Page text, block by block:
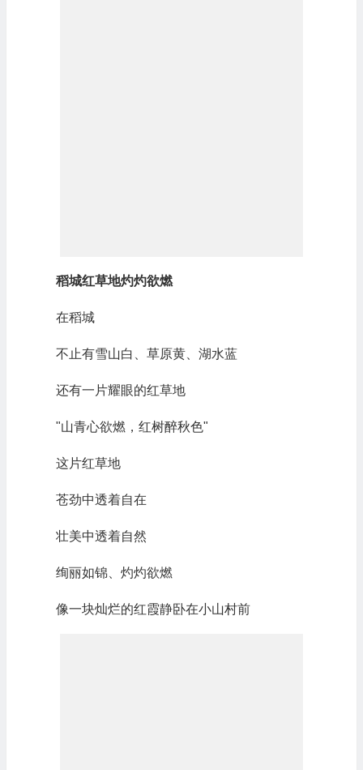
稻城红草地灼灼欲燃
在稻城
不止有雪山白、草原黄、湖水蓝
还有一片耀眼的红草地
"山青心欲燃，红树醉秋色"
这片红草地
苍劲中透着自在
壮美中透着自然
绚丽如锦、灼灼欲燃
像一块灿烂的红霞静卧在小山村前